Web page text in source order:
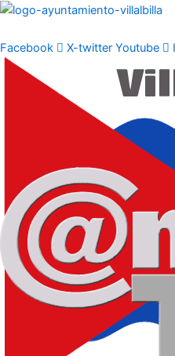
Ir
contenido
Facebook X-twitter Youtube